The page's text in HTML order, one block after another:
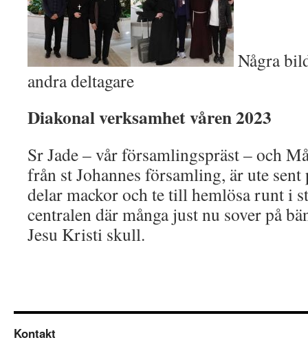
Några
andra deltagare
Diakonal verksamhet våren 2023
Sr Jade – vår församlingspräst – och
från st Johannes församling, är ute
delar mackor och te till hemlösa
centralen där många just nu sover på
Jesu Kristi skull.
Kontakt